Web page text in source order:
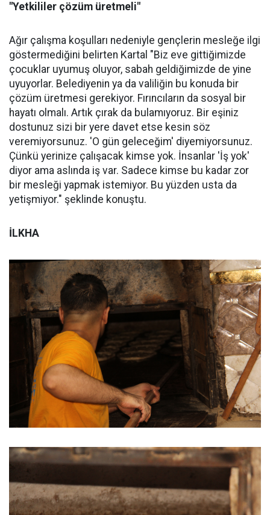
"Yetkililer çözüm üretmeli"
Ağır çalışma koşulları nedeniyle gençlerin mesleğe ilgi
göstermediğini belirten Kartal "Biz eve gittiğimizde
çocuklar uyumuş oluyor, sabah geldiğimizde de yine
uyuyorlar. Belediyenin ya da valiliğin bu konuda bir
çözüm üretmesi gerekiyor. Fırıncıların da sosyal bir
hayatı olmalı. Artık çırak da bulamıyoruz. Bir eşiniz
dostunuz sizi bir yere davet etse kesin söz
veremiyorsunuz. 'O gün geleceğim' diyemiyorsunuz.
Çünkü yerinize çalışacak kimse yok. İnsanlar 'İş yok'
diyor ama aslında iş var. Sadece kimse bu kadar zor
bir mesleği yapmak istemiyor. Bu yüzden usta da
yetişmiyor." şeklinde konuştu.
İLKHA